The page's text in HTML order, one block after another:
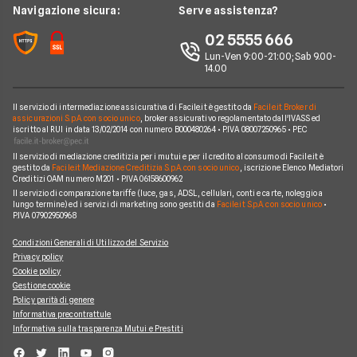
News
Chi siamo
Perché scegliere Facile.it
Mappa del sito
Prestiti Imprese
Prestiti Microcredito
Migliori Prestiti
Prestito per ristrutturazione
Prestiti per giovani
Intesa San Paolo
BNL
Fineco
Poste Italiane
Banche e finanziarie
Notizie Prestiti
Argomenti in evidenza Prestiti
Navigazione sicura: Serve assistenza?
02 5555 666
Lun-Ven 9:00-21:00; Sab 9.00-
14.00
Il servizio di intermediazione assicurativa di Facile.it è gestito da Facile.it Broker di
assicurazioni S.p.A. con socio unico, broker assicurativo regolamentato dall'IVASS ed
iscritto al RUI in data 13/02/2014 con numero B000480264 • P.IVA 08007250965 • PEC
Il servizio di mediazione creditizia per i mutui e per il credito al consumo di Facile.it è
gestito da Facile.it Mediazione Creditizia S.p.A. con socio unico , iscrizione Elenco Mediatori
Creditizi OAM numero M201 • P.IVA 06158600962
Il servizio di comparazione tariffe (luce, gas, ADSL, cellulari, conti e carte, noleggio a
lungo termine) ed i servizi di marketing sono gestiti da Facile.it S.p.A. con socio unico•
P.IVA 07902950968
Condizioni Generali di Utilizzo del Servizio
Privacy policy
Cookie policy
Gestione cookie
Policy parità di genere
Informativa precontrattule
Informativa sulla trasparenza Mutui e Prestiti